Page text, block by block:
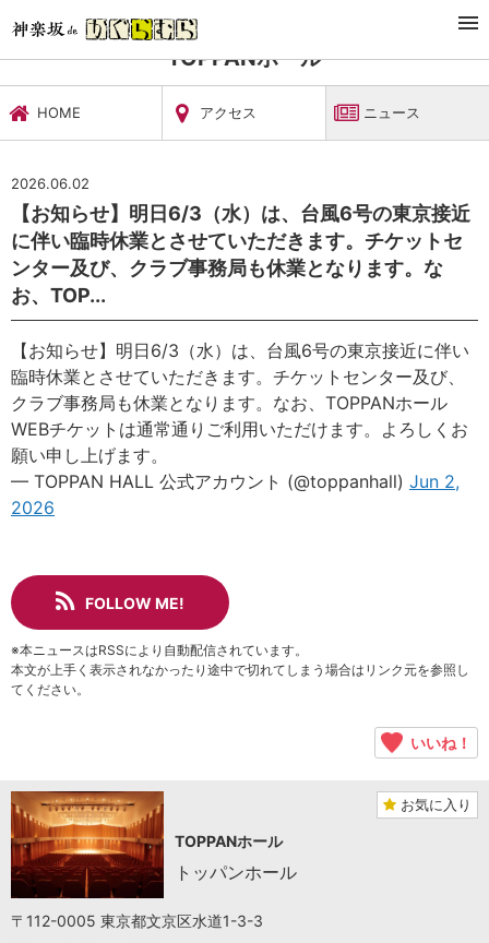
文化施設・ギャラリー
TOPPANホール
HOME アクセス ニュース
2026.06.02
【お知らせ】明日6/3（水）は、台風6号の東京接近
に伴い臨時休業とさせていただきます。チケットセ
ンター及び、クラブ事務局も休業となります。な
お、TOP...
【お知らせ】明日6/3（水）は、台風6号の東京接近に伴い
臨時休業とさせていただきます。チケットセンター及び、
クラブ事務局も休業となります。なお、TOPPANホール
WEBチケットは通常通りご利用いただけます。よろしくお
願い申し上げます。
— TOPPAN HALL 公式アカウント (@toppanhall) Jun 2,
2026
FOLLOW ME!
※本ニュースはRSSにより自動配信されています。
本文が上手く表示されなかったり途中で切れてしまう場合はリンク元を参照し
てください。
いいね！
お気に入り
TOPPANホール
トッパンホール
〒112-0005 東京都文京区水道1-3-3